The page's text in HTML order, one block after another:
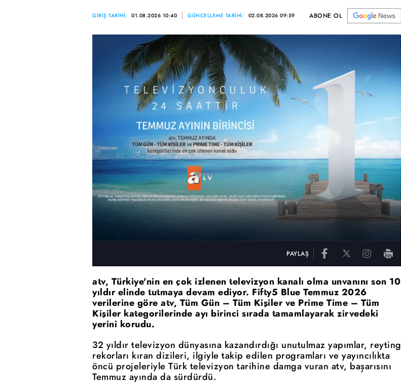
GİRİŞ TARİHİ: 01.08.2026 10:40 GÜNCELLEME TARİHİ: 02.08.2026 09:59 ABONE OL
PAYLAŞ
atv, Türkiye'nin en çok izlenen televizyon kanalı olma unvanını son 10
yıldır elinde tutmaya devam ediyor. Fifty5 Blue Temmuz 2026
verilerine göre atv, Tüm Gün – Tüm Kişiler ve Prime Time – Tüm
Kişiler kategorilerinde ayı birinci sırada tamamlayarak zirvedeki
yerini korudu.
32 yıldır televizyon dünyasına kazandırdığı unutulmaz yapımlar, reyting
rekorları kıran dizileri, ilgiyle takip edilen programları ve yayıncılıkta
öncü projeleriyle Türk televizyon tarihine damga vuran atv, başarısını
Temmuz ayında da sürdürdü.